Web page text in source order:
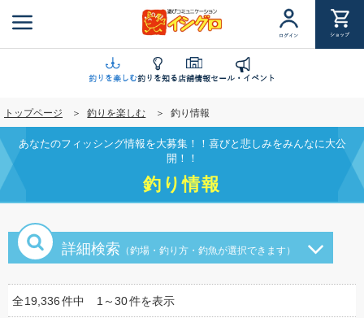
ン
に
移
動
ログイン ショップ
釣りを楽しむ釣りを知る店舗情報セール・イベント
トップページ 釣りを楽しむ 釣り情報
あなたのフィッシング情報を大募集！！喜びと悲しみをみんなに大公
開！！
釣り情報
詳細検索 （釣場・釣り方・釣魚が選択できます）
全19,336件中 1～30件を表示